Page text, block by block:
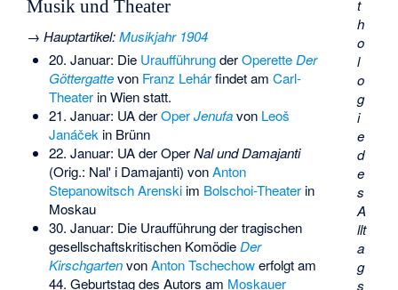
t
h
o
l
o
g
i
e
d
e
s
A
llt
a
g
s
Musik und Theater
→Hauptartikel:Musikjahr 1904
20. Januar: Die UraufführungderOperette Der
Göttergattevon Franz Lehárfindet am Carl-
Theaterin Wien statt.
21. Januar: UA derOper Jenufavon Leoš
Janáček in Brünn
22. Januar: UA der OperNal und Damajanti
(Orig.: Nal' i Damajanti) vonAnton
Stepanowitsch Arenskiim Bolschoi-Theaterin
Moskau
30. Januar: Die Uraufführung der tragischen
gesellschaftskritischen KomödieDer
KirschgartenvonAnton Tschechowerfolgt am
44. Geburtstag des Autors am Moskauer